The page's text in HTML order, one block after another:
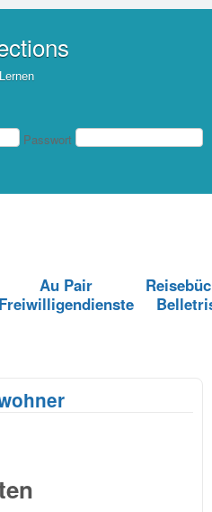
Passwort
Au Pair
Freiwilligendienste